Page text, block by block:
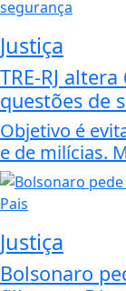
Justiça
TRE-RJ
questões de
Objetivo é
e de milícias.
Justiça
Bolsonaro